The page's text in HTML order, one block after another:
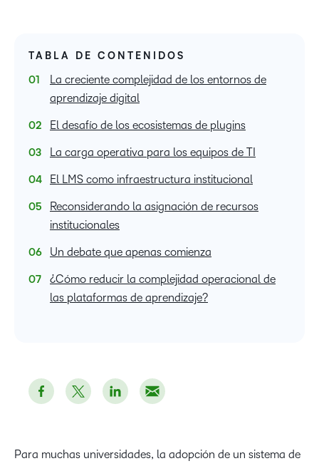
Para muchas universidades, la adopción de un sistema de
TABLA DE CONTENIDOS
La creciente complejidad de los entornos de
aprendizaje digital
El desafío de los ecosistemas de plugins
La carga operativa para los equipos de TI
El LMS como infraestructura institucional
Reconsiderando la asignación de recursos
institucionales
Un debate que apenas comienza
¿Cómo reducir la complejidad operacional de
las plataformas de aprendizaje?